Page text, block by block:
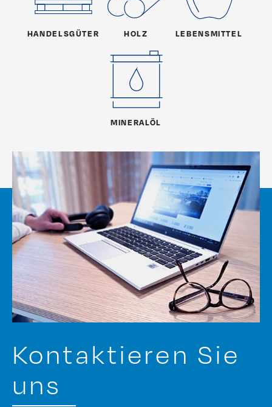
HANDELSGÜTER HOLZ LEBENSMITTEL
MINERALÖL
Kontaktieren Sie
uns